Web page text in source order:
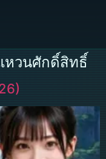
หวนศักดิ์สิทธิ์